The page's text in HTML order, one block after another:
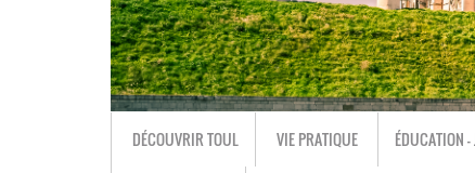
DÉCOUVRIR TOUL VIE PRATIQUE ÉDUCATION